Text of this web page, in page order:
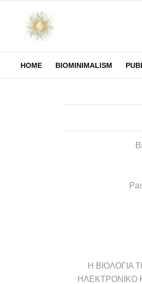
HOME BIOMINIMALISM
Η ΒΙΟΛΟΓΙΑ
ΗΛΕΚΤΡΟΝΙΚΟ